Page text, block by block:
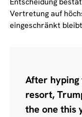
Vertretung auf
eingeschränkt
After hyping
resort,
the one this